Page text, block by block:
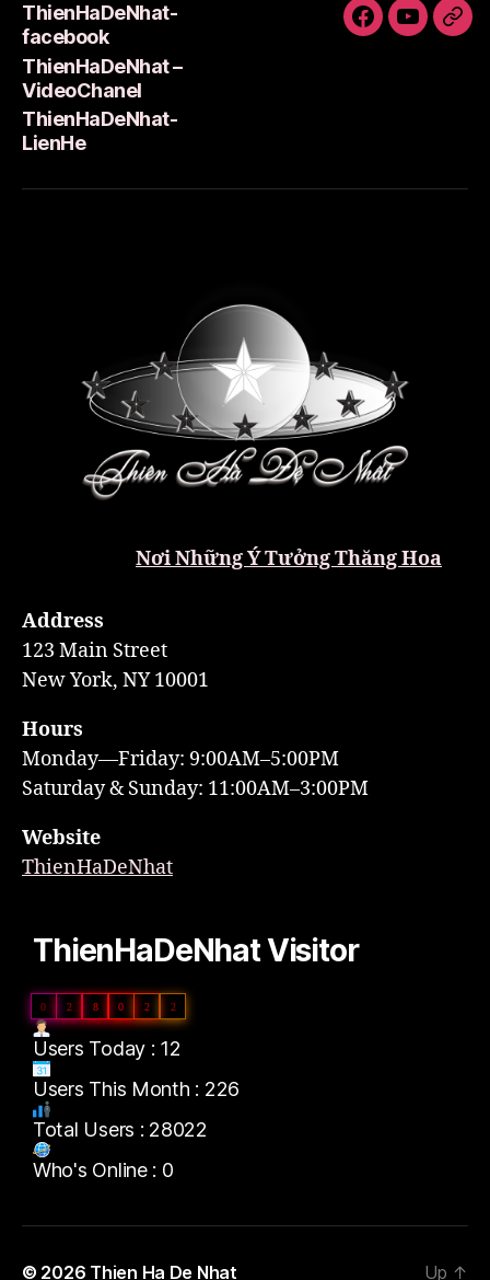
ThienHaDeNhat-
facebook
ThienHaDeNhat –
VideoChanel
ThienHaDeNhat-
LienHe
Nơi Những Ý Tưởng Thăng Hoa
Address
123 Main Street
New York, NY 10001
Hours
Monday—Friday: 9:00AM–5:00PM
Saturday & Sunday: 11:00AM–3:00PM
Website
ThienHaDeNhat
ThienHaDeNhat Visitor
0 2 8 0 2 2
Users Today : 12
Users This Month : 226
Total Users : 28022
Who's Online : 0
© 2026 Thien Ha De Nhat Up ↑